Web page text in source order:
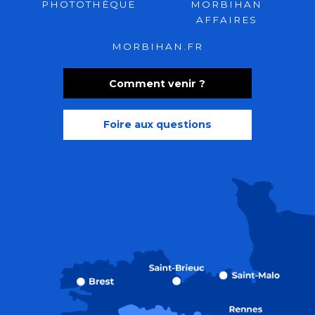
Comment venir ?
Foire aux questions
PHOTOTHÈQUE
MORBIHAN
AFFAIRES
MORBIHAN.FR